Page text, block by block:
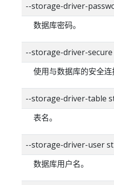
--storage-driver-
数据库密码。
--storage-driver-secure
使用与数据库的安全连
--storage-driver-table
表名。
--storage-driver-user
数据库用户名。